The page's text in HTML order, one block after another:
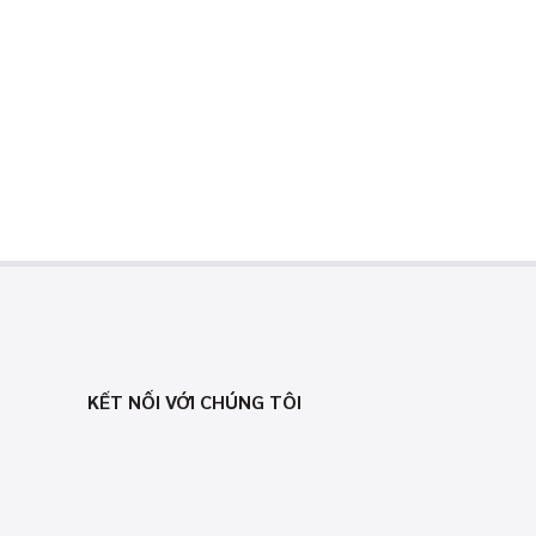
KẾT NỐI VỚI CHÚNG TÔI